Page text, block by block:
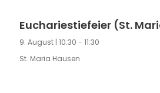
Euchariestiefeier (St.
9. August | 10:30 - 11:30
St. Maria Hausen